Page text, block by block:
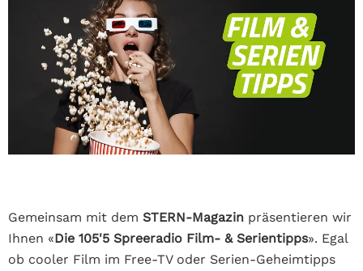
Gemeinsam mit dem STERN-Magazin präsentieren wir
Ihnen «Die 105'5 Spreeradio Film- & Serientipps». Egal
ob cooler Film im Free-TV oder Serien-Geheimtipps